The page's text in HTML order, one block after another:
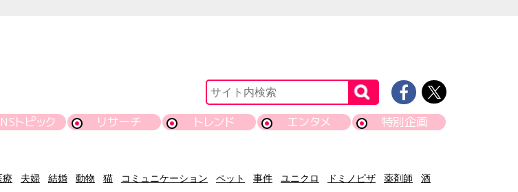
トピック リサーチ トレンド エンタメ 特別企画
療 夫婦 結婚 動物 猫 コミュニケーション ペット 事件 ユニクロ ドミノピザ 薬剤師
酒